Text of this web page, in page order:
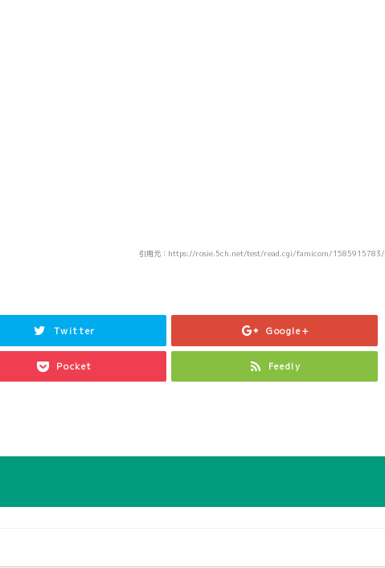
引用元：https://rosie.5ch.net/test/read.cgi/famicom/1585915783/
Twitter Google+
Pocket Feedly